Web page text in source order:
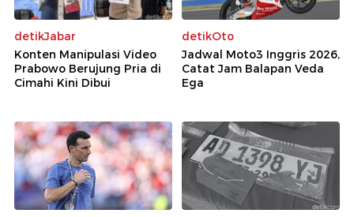
detikJabar
Konten Manipulasi Video
Prabowo Berujung Pria di
Cimahi Kini Dibui
detikOto
Jadwal Moto3 Inggris 2026,
Catat Jam Balapan Veda
Ega